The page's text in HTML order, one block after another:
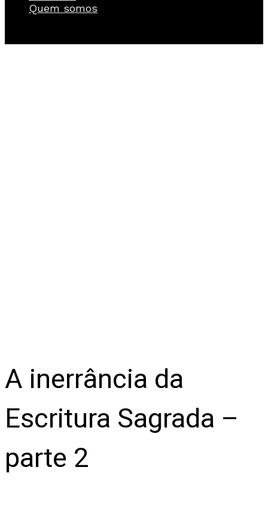
Quem somos
A inerrância da
Escritura Sagrada –
parte 2